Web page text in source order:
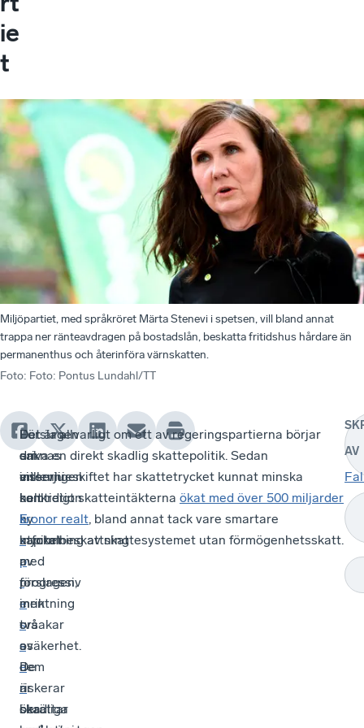
ie
t
Miljöpartiet, med språkröret Märta Stenevi i spetsen, vill bland annat
trappa ner ränteavdragen på bostadslån, beskatta fritidshus hårdare än
permanenthus och återinföra värnskatten.
Foto: Foto: Pontus Lundahl/TT
I
en
intervju
i
E
x
p
r
e
s
s
e
n
berättar
Det
saknas
visserligen
konkretion
i
mycket
av
förslagen,
men
två
av
dem
är
skadliga
Förslagen
om
en
helt
ny
kapitalbeskattning
med
progressiv
inriktning
orsakar
osäkerhet.
De
riskerar
öka
Det är allvarligt om ett av regeringspartierna börjar
driva en direkt skadlig skattepolitik. Sedan
millennieskiftet har skattetrycket kunnat minska
samtidigt skatteintäkterna ökat med över 500 miljarder
kronor realt, bland annat tack vare smartare
utformning av skattesystemet utan förmögenhetsskatt.
AV